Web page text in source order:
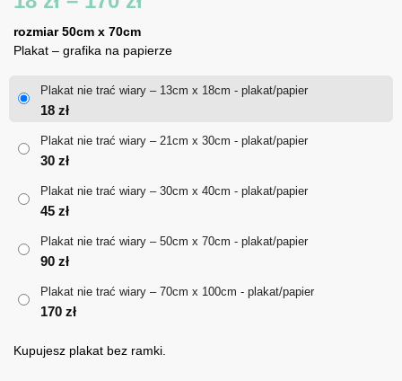
18 zł
do
rozmiar 50cm x 70cm
Plakat – grafika na papierze
Plakat nie trać wiary – 13cm x 18cm - plakat/papier
18 zł
Plakat nie trać wiary – 21cm x 30cm - plakat/papier
30 zł
Plakat nie trać wiary – 30cm x 40cm - plakat/papier
45 zł
Plakat nie trać wiary – 50cm x 70cm - plakat/papier
90 zł
Plakat nie trać wiary – 70cm x 100cm - plakat/papier
170 zł
Kupujesz plakat bez ramki.